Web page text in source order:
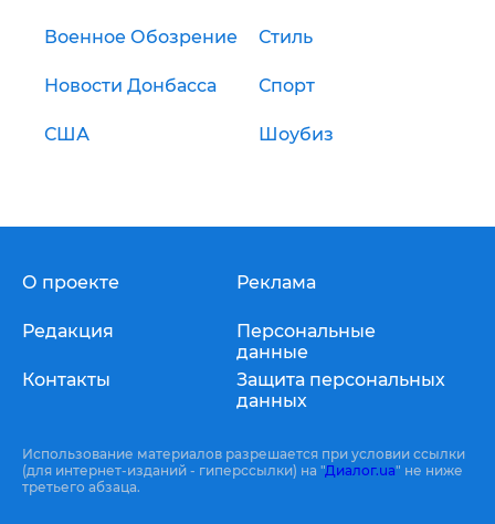
Военное Обозрение Стиль
Новости Донбасса Спорт
США Шоубиз
О проекте
Редакция
Контакты
Реклама
Персональные
данные
Защита персональных
данных
Использование материалов разрешается при условии ссылки
(для интернет-изданий - гиперссылки) на "Диалог.ua" не ниже
третьего абзаца.